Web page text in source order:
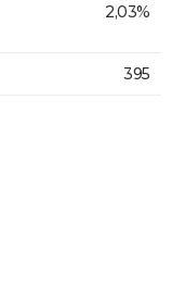
2,03%
395